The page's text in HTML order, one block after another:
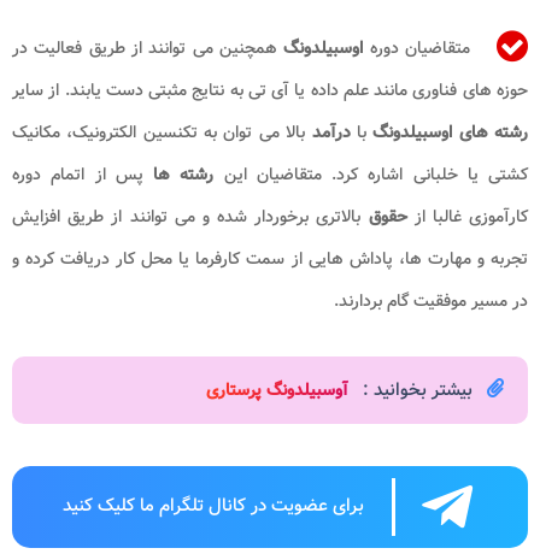
متقاضیان دوره اوسبیلدونگهمچنین می توانند از طریق فعالیت در
حوزه های فناوری مانند علم داده یا آی تی به نتایج مثبتی دست یابند. از سایر
رشته های اوسبیلدونگبادرآمد بالا می توان به تکنسین الکترونیک، مکانیک
کشتی یا خلبانی اشاره کرد. متقاضیان این رشته ها پس از اتمام دوره
کارآموزی غالبا ازحقوق بالاتری برخوردار شده و می توانند از طریق افزایش
تجربه و مهارت ها، پاداش هایی از سمت کارفرما یا محل کار دریافت کرده و
در مسیر موفقیت گام بردارند.
بیشتر بخوانید : آوسبیلدونگ پرستاری​
برای عضویت در کانال تلگرام ما کلیک کنید